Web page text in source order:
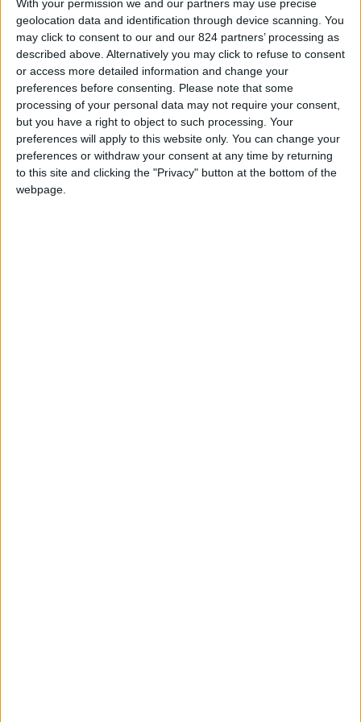
With your permission we and our partners may use precise
geolocation data and identification through device scanning. You
may click to consent to our and our 824 partners’ processing as
described above. Alternatively you may click to refuse to consent
or access more detailed information and change your
preferences before consenting.
Please note that some
processing of your personal data may not require your consent,
but you have a right to object to such processing. Your
preferences will apply to this website only. You can change your
preferences or withdraw your consent at any time by returning
to this site and clicking the "Privacy" button at the bottom of the
webpage.
panico, dalla bulimia all’autolesionismo, per poi
scoprire di essere stata adottata. Una storia
psicologicamente devastante già raccontata in
parte per la rivista “Confidenze” e per il
programma di Radio Rai2 “Pascal”.
“Dentro l’oscurità” è, però, molto più di
un’autobiografia. Rappresenta un libro di rinascita
perché – come racconta la stessa autrice –